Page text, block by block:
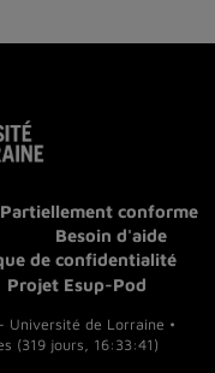
conforme
Besoin d'aide
de confidentialité
Projet Esup-Pod
de Lorraine •
(319 jours, 16:33:41)